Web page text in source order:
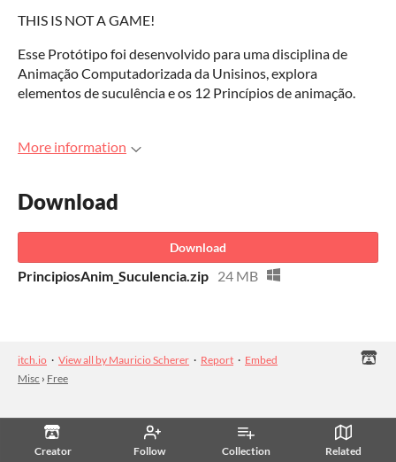
Creator Follow Collection Related
THIS IS NOT A GAME!
Esse Protótipo foi desenvolvido para uma disciplina de
Animação Computadorizada da Unisinos, explora
elementos de suculência e os 12 Princípios de animação.
More information
Download
Download
PrincipiosAnim_Suculencia.zip 24 MB
itch.io · View all by Mauricio Scherer · Report · Embed
Misc › Free